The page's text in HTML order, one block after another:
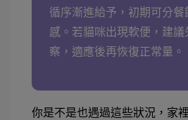
循序漸進給予，初期可分餐
感。若貓咪出現軟便，建議
察，適應後再恢復正常量。
你是不是也遇過這些狀況，家